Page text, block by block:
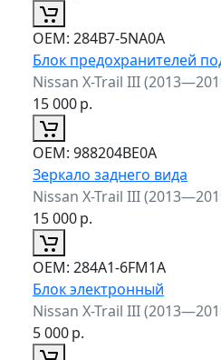
ОЕМ: 284B7-5NA0A
Блок предохранителей
Nissan X-Trail III
15 000р.
ОЕМ: 988204BE0A
Зеркало заднего вида
Nissan X-Trail III
15 000р.
ОЕМ: 284A1-6FM1A
Блок электронный
Nissan X-Trail III
5 000р.